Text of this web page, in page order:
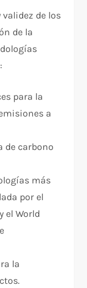
de los
de la
para la
a
de carbono
más
por el
el World
la